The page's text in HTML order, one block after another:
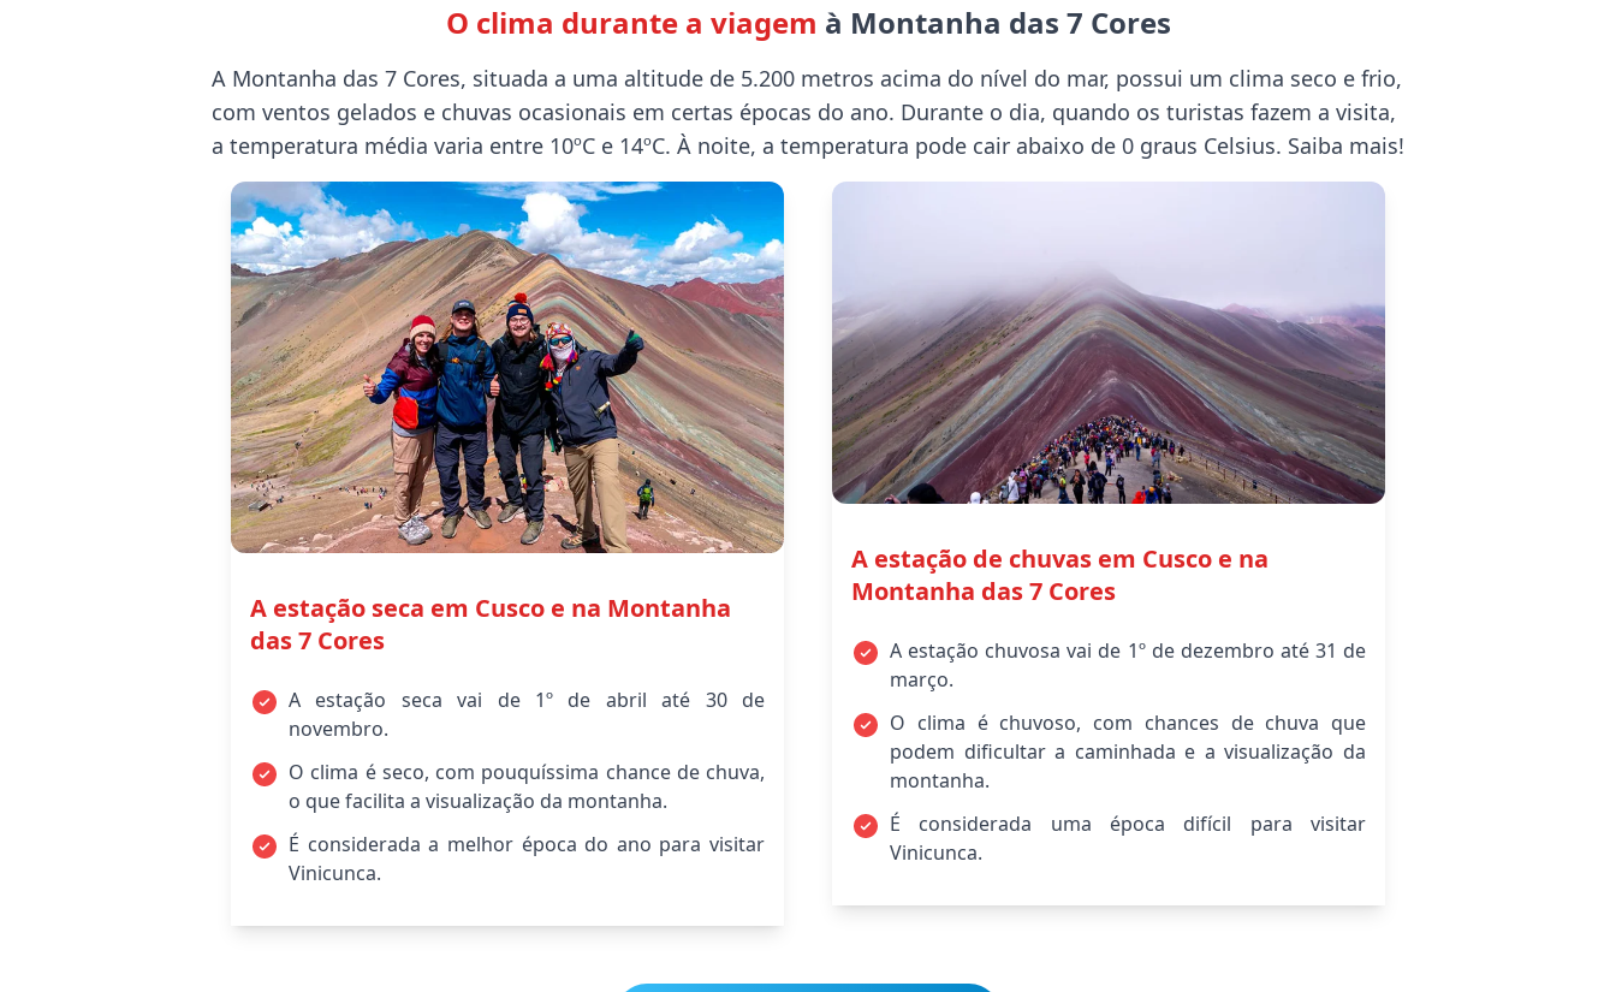
O clima durante a viagem à Montanha das 7 Cores
A Montanha das 7 Cores, situada a uma altitude de 5.200 metros acima do nível do mar, possui um clima seco e frio,
com ventos gelados e chuvas ocasionais em certas épocas do ano. Durante o dia, quando os turistas fazem a visita,
a temperatura média varia entre 10ºC e 14ºC. À noite, a temperatura pode cair abaixo de 0 graus Celsius. Saiba mais!
A estação seca em Cusco e na Montanha
das 7 Cores
A estação seca vai de 1º de abril até 30 de
novembro.
O clima é seco, com pouquíssima chance de chuva,
o que facilita a visualização da montanha.
É considerada a melhor época do ano para visitar
Vinicunca.
A estação de chuvas em Cusco e na
Montanha das 7 Cores
A estação chuvosa vai de 1º de dezembro até 31 de
março.
O clima é chuvoso, com chances de chuva que
podem dificultar a caminhada e a visualização da
montanha.
É considerada uma época difícil para visitar
Vinicunca.